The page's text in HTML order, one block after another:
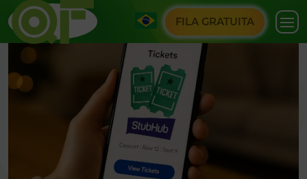
FILA GRATUITA